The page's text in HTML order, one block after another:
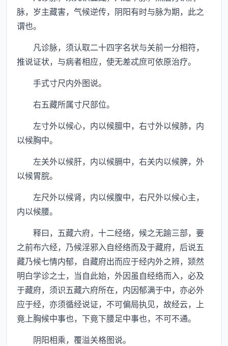
脉，岁主藏害，气候逆传，阴阳有时与脉为期，此之
谓也。
凡诊脉，须认取二十四字名状与关前一分相符，
推说证状，与病者相应，使无差忒庶可依原治疗。
手式寸尺内外图说。
右五藏所属寸尺部位。
左寸外以候心，内以候膻中，右寸外以候肺，内
以候胸中。
左关外以候肝，内以候膈中，右关内以候脾，外
以候胃脘。
左尺外以候肾，内以候腹中，右尺外以候心主，
内以候腰。
释曰，五藏六府，十二经络，候之无踰三部，要
之前布六经，乃候淫邪入自经络而及于藏府，后说五
藏乃候七情内郁，自藏府出而应于经内外之辨，颎然
明白学诊之士，当自此始，外因虽自经络而入，必及
于藏府，须识五藏六府所在，内因郁满于中，亦必外
应于经，亦须循经说证，不可偏局执见，故经云，上
竟上胸候中事也，下竟下腰足中事也，不可不通。
阴阳相乘，覆溢关格图说。